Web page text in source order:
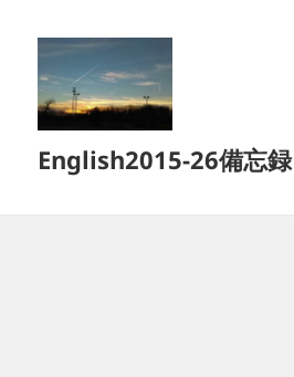
English2015-26備忘録